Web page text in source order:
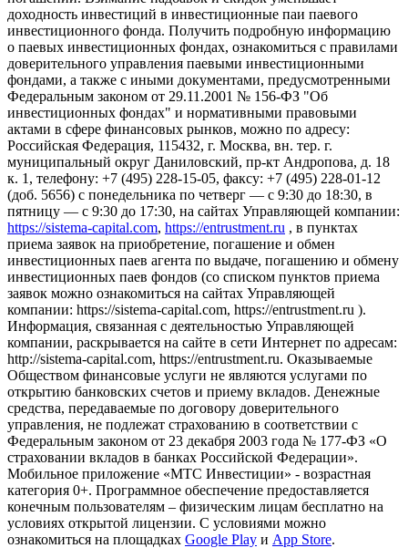
доходность инвестиций в инвестиционные паи паевого
инвестиционного фонда. Получить подробную информацию
о паевых инвестиционных фондах, ознакомиться с правилами
доверительного управления паевыми инвестиционными
фондами, а также с иными документами, предусмотренными
Федеральным законом от 29.11.2001 № 156-ФЗ "Об
инвестиционных фондах" и нормативными правовыми
актами в сфере финансовых рынков, можно по адресу:
Российская Федерация, 115432, г. Москва, вн. тер. г.
муниципальный округ Даниловский, пр-кт Андропова, д. 18
к. 1, телефону: +7 (495) 228-15-05, факсу: +7 (495) 228-01-12
(доб. 5656) с понедельника по четверг — c 9:30 до 18:30, в
пятницу — с 9:30 до 17:30, на сайтах Управляющей компании:
https://sistema-capital.com, https://entrustment.ru , в пунктах
приема заявок на приобретение, погашение и обмен
инвестиционных паев агента по выдаче, погашению и обмену
инвестиционных паев фондов (со списком пунктов приема
заявок можно ознакомиться на сайтах Управляющей
компании: https://sistema-capital.com, https://entrustment.ru ).
Информация, связанная с деятельностью Управляющей
компании, раскрывается на сайте в сети Интернет по адресам:
http://sistema-capital.com, https://entrustment.ru. Оказываемые
Обществом финансовые услуги не являются услугами по
открытию банковских счетов и приему вкладов. Денежные
средства, передаваемые по договору доверительного
управления, не подлежат страхованию в соответствии с
Федеральным законом от 23 декабря 2003 года № 177-ФЗ «О
страховании вкладов в банках Российской Федерации».
Мобильное приложение «МТС Инвестиции» - возрастная
категория 0+. Программное обеспечение предоставляется
конечным пользователям – физическим лицам бесплатно на
условиях открытой лицензии. С условиями можно
ознакомиться на площадках Google Play и App Store.